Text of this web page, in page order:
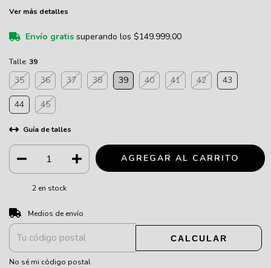
Ver más detalles
Envío gratis superando los $149.999,00
Talle: 39
35 36 37 38 39 40 41 42 43
44 45
Guía de talles
2en stock
Entregas para el CP:
Medios de envío
CALCULAR
No sé mi código postal